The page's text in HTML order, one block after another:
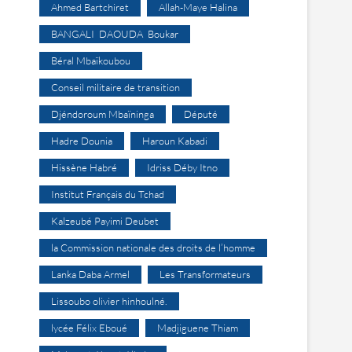
Ahmed Bartchiret Allah-Maye Halina
BANGALI DAOUDA Boukar
Béral Mbaïkoubou
Conseil militaire de transition
Djéndoroum Mbaïninga Député
Hadre Dounia Haroun Kabadi
Hissène Habré Idriss Déby Itno
Institut Français du Tchad
Kalzeubé Payimi Deubet
la Commission nationale des droits de l’homme
Lanka Daba Armel Les Transformateurs
Lissoubo olivier hinhoulné.
lycée Félix Eboué Madjiguene Thiam